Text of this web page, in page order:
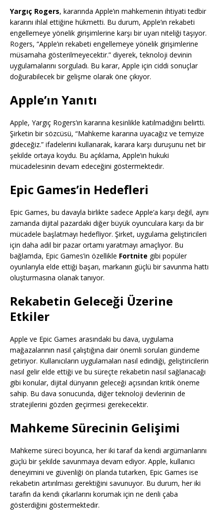
Yargıç Rogers, kararında Apple’ın mahkemenin ihtiyati tedbir
kararını ihlal ettiğine hükmetti. Bu durum, Apple’ın rekabeti
engellemeye yönelik girişimlerine karşı bir uyarı niteliği taşıyor.
Rogers, “Apple’ın rekabeti engellemeye yönelik girişimlerine
müsamaha gösterilmeyecektir.” diyerek, teknoloji devinin
uygulamalarını sorguladı. Bu karar, Apple için ciddi sonuçlar
doğurabilecek bir gelişme olarak öne çıkıyor.
Apple’ın Yanıtı
Apple, Yargıç Rogers’ın kararına kesinlikle katılmadığını belirtti.
Şirketin bir sözcüsü, “Mahkeme kararına uyacağız ve temyize
gideceğiz.” ifadelerini kullanarak, karara karşı duruşunu net bir
şekilde ortaya koydu. Bu açıklama, Apple’ın hukuki
mücadelesinin devam edeceğini göstermektedir.
Epic Games’in Hedefleri
Epic Games, bu davayla birlikte sadece Apple’a karşı değil, aynı
zamanda dijital pazardaki diğer büyük oyunculara karşı da bir
mücadele başlatmayı hedefliyor. Şirket, uygulama geliştiricileri
için daha adil bir pazar ortamı yaratmayı amaçlıyor. Bu
bağlamda, Epic Games’in özellikle Fortnite gibi popüler
oyunlarıyla elde ettiği başarı, markanın güçlü bir savunma hattı
oluşturmasına olanak tanıyor.
Rekabetin Geleceği Üzerine
Etkiler
Apple ve Epic Games arasındaki bu dava, uygulama
mağazalarının nasıl çalıştığına dair önemli soruları gündeme
getiriyor. Kullanıcıların uygulamaları nasıl edindiği, geliştiricilerin
nasıl gelir elde ettiği ve bu süreçte rekabetin nasıl sağlanacağı
gibi konular, dijital dünyanın geleceği açısından kritik öneme
sahip. Bu dava sonucunda, diğer teknoloji devlerinin de
stratejilerini gözden geçirmesi gerekecektir.
Mahkeme Sürecinin Gelişimi
Mahkeme süreci boyunca, her iki taraf da kendi argümanlarını
güçlü bir şekilde savunmaya devam ediyor. Apple, kullanıcı
deneyimini ve güvenliği ön planda tutarken, Epic Games ise
rekabetin artırılması gerektiğini savunuyor. Bu durum, her iki
tarafın da kendi çıkarlarını korumak için ne denli çaba
gösterdiğini göstermektedir.